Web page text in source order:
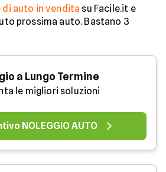
auto in vendita su Facile.it e
prossima auto. Bastano 3
a Lungo Termine
le migliori soluzioni
NOLEGGIO AUTO